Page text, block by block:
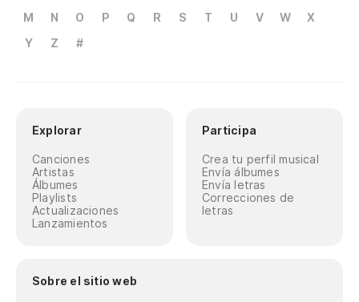
M
N O P Q R S T U V W
X
Y
Z #
Explorar
Canciones
Artistas
Álbumes
Playlists
Actualizaciones
Lanzamientos
Participa
Crea tu perfil musical
Envía álbumes
Envía letras
Correcciones de
letras
Sobre el sitio web